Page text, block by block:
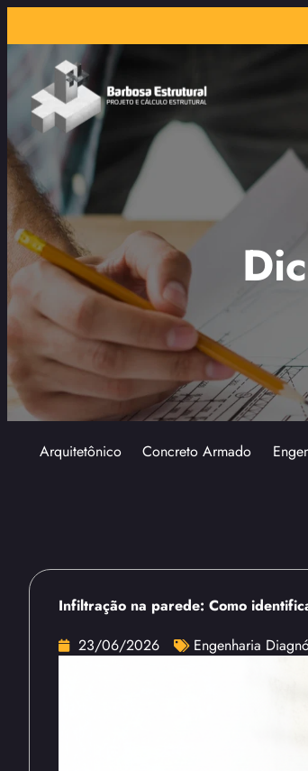
Arquitetônico Concreto Armado
Infiltração na parede: Como
23/06/2026
Engenharia